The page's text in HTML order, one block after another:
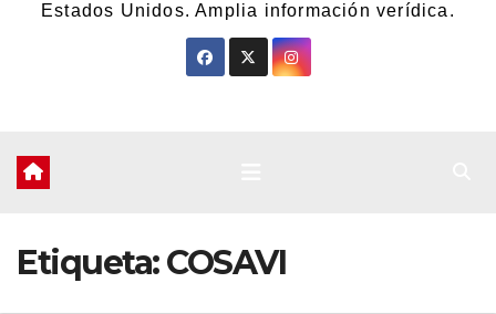
Estados Unidos. Amplia información verídica.
Etiqueta:COSAVI